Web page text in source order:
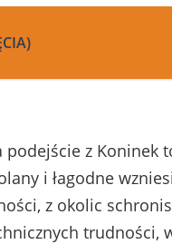
podejście z
i łagodne
z okolic
trudności,